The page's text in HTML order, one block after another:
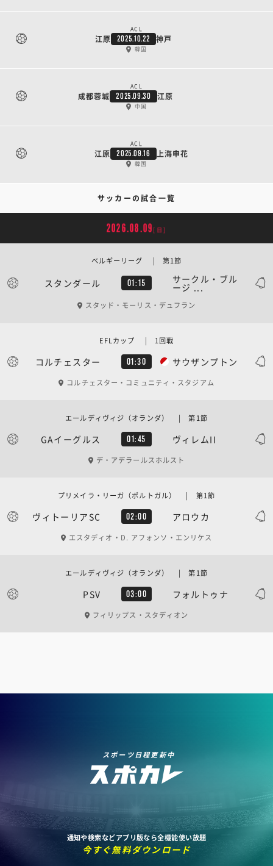
ACL
江原 2025.10.22 神戸
韓国
ACL
成都蓉城 2025.09.30 江原
中国
ACL
江原 2025.09.16 上海申花
韓国
サッカーの試合一覧
2026.08.09 [日]
スタンダール 01:15 サークル・ブル
ージ ...
ベルギーリーグ | 第1節
スタッド・モーリス・デュフラン
コルチェスター 01:30 サウザンプトン
EFLカップ | 1回戦
コルチェスター・コミュニティ・スタジアム
GAイーグルス 01:45 ヴィレムII
エールディヴィジ（オランダ） | 第1節
デ・アデラールスホルスト
ヴィトーリアSC 02:00 アロウカ
プリメイラ・リーガ（ポルトガル） | 第1節
エスタディオ・D. アフォンソ・エンリケス
PSV 03:00 フォルトゥナ
エールディヴィジ（オランダ） | 第1節
フィリップス・スタディオン
スポーツ日程更新中
通知や検索などアプリ版なら全機能使い放題
今すぐ無料ダウンロード